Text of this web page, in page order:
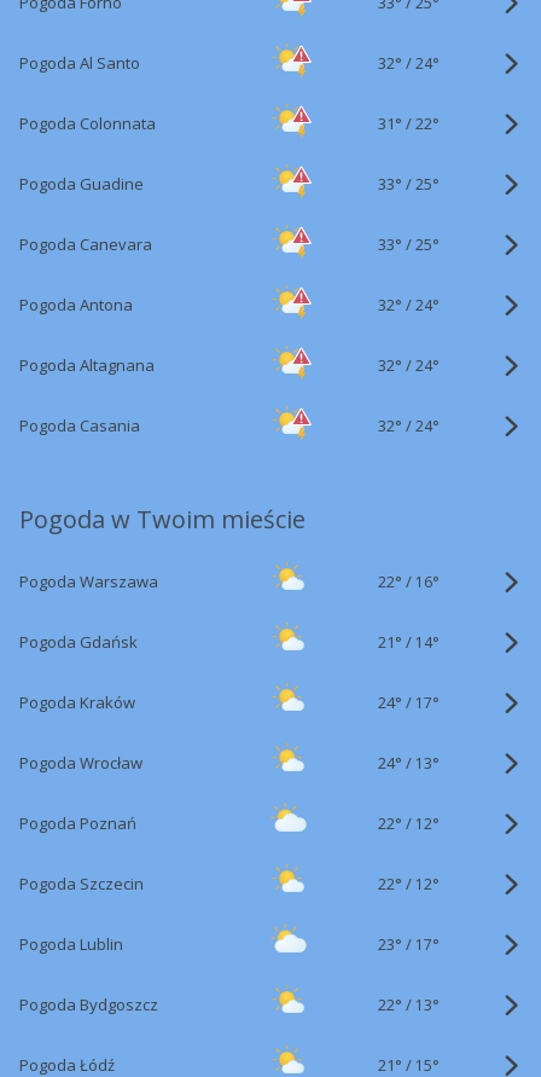
Pogoda Al Santo 32° /24°
Pogoda Colonnata 31° /22°
Pogoda Guadine 33° /25°
Pogoda Canevara 33° /25°
Pogoda Antona 32° /24°
Pogoda Altagnana 32° /24°
Pogoda Casania 32° /24°
Pogoda w Twoim mieście
Pogoda Warszawa 22° / 16°
Pogoda Gdańsk 21° / 14°
Pogoda Kraków 24° / 17°
Pogoda Wrocław 24° / 13°
Pogoda Poznań 22° / 12°
Pogoda Szczecin 22° / 12°
Pogoda Lublin 23° / 17°
Pogoda Bydgoszcz 22° / 13°
Pogoda Łódź 21° / 15°